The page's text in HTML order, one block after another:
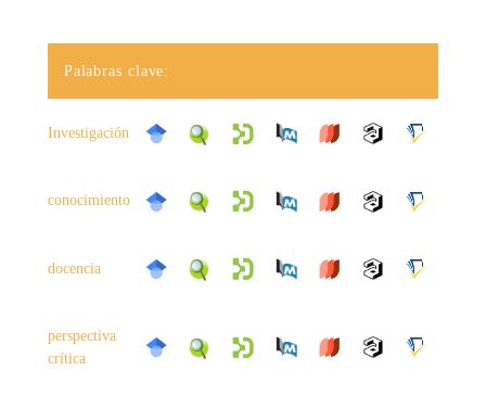
Palabras clave:
Investigación
conocimiento
docencia
perspectiva
crítica